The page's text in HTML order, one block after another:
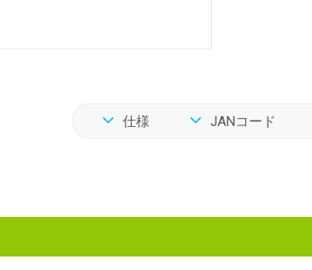
仕様 JANコード